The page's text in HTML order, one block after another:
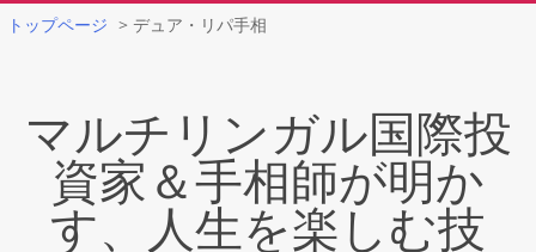
トップページ >デュア・リパ手相
マルチリンガル国際投
資家＆手相師が明か
す、人生を楽しむ技